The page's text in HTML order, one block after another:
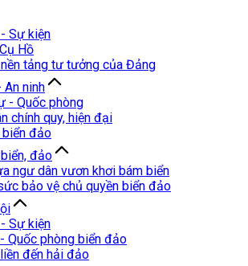
Sự kiện
Hồ
tảng tư tưởng của Đảng
An ninh
- Quốc phòng
chính quy, hiện đại
biển đảo
đảo
ngư dân vươn khơi bám biển
bảo vệ chủ quyền biển đảo
Sự kiện
Quốc phòng biển đảo
đến hải đảo